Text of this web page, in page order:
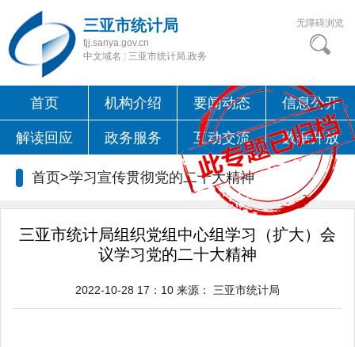
三亚市统计局
tjj.sanya.gov.cn
中文域名 : 三亚市统计局.政务
无障碍浏览
首页 机构介绍 要闻动态 信息公开
解读回应 政务服务 互动交流 数据开放
首页>学习宣传贯彻党的二十大精神
三亚市统计局组织党组中心组学习（扩大）会
议学习党的二十大精神
2022-10-28 17：10 来源： 三亚市统计局